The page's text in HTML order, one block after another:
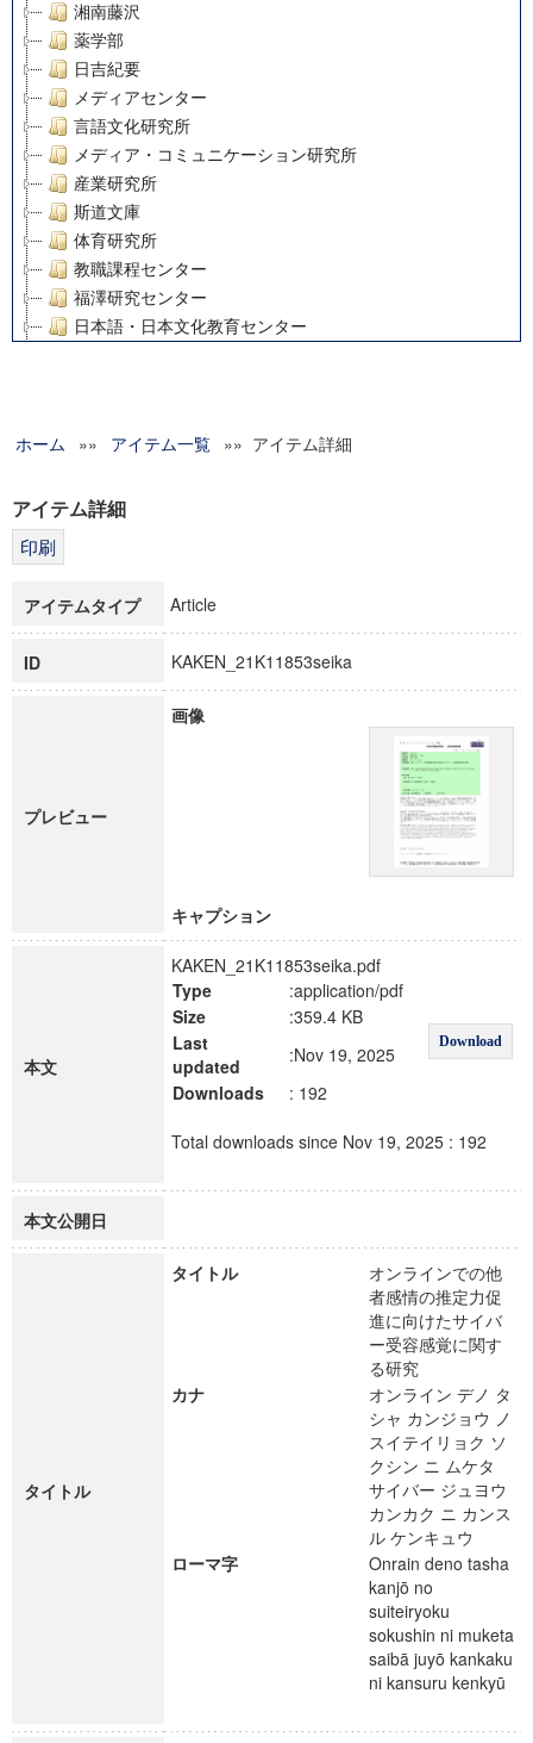
湘南藤沢
薬学部
日吉紀要
メディアセンター
言語文化研究所
メディア・コミュニケーション研究所
産業研究所
斯道文庫
体育研究所
教職課程センター
福澤研究センター
日本語・日本文化教育センター
グローバルリサーチインスティテュート
科学研究費補助金研究成果報告書
博士課程教育リーディングプログラム「超成熟社会発展のサ
ホーム »» アイテム一覧 »» アイテム詳細
アイテム詳細
アイテムタイプ Article
ID KAKEN_21K11853seika
プレビュー
画像
キャプション
本文
KAKEN_21K11853seika.pdf
Type
:application/pdf
Download
Size
:359.4 KB
Last
updated
:Nov 19, 2025
Downloads
: 192
Total downloads since Nov 19, 2025 : 192
本文公開日
タイトル
タイトル
オンラインでの他
者感情の推定力促
進に向けたサイバ
ー受容感覚に関す
る研究
カナ
オンライン デノ タ
シャ カンジョウ ノ
スイテイリョク ソ
クシン ニ ムケタ
サイバー ジュヨウ
カンカク ニ カンス
ル ケンキュウ
ローマ字
Onrain deno tasha
kanjō no
suiteiryoku
sokushin ni muketa
saibā juyō kankaku
ni kansuru kenkyū